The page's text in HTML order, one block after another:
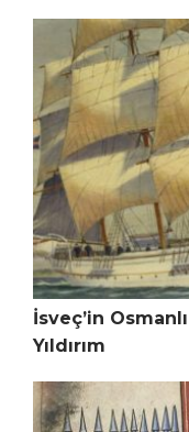
İsveç’in
Yıldırım